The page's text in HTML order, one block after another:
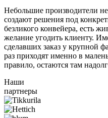
Небольшие производители
создают решения под
безликого конвейера, есть
желание угодить клиенту.
сделавших заказ у крупной
раз приходят именно в
правило, остаются там
Наши
партнеры